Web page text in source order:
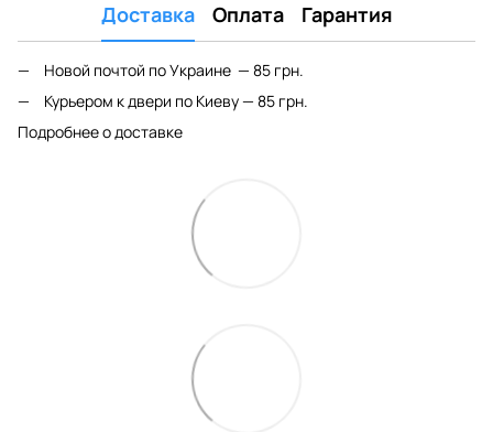
Доставка Оплата Гарантия
Новой почтой по Украине — 85 грн.
Курьером к двери по Киеву — 85 грн.
Подробнее о доставке